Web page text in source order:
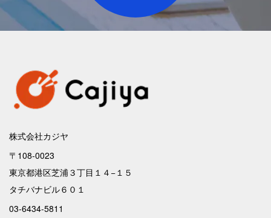
株式会社カジヤ
〒108-0023
東京都港区芝浦３丁目１４−１５
タチバナビル６０１
03-6434-5811